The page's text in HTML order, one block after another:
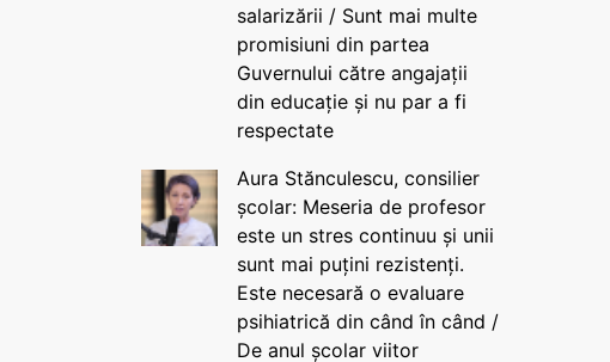
salarizării / Sunt mai multe
promisiuni din partea
Guvernului către angajații
din educație și nu par a fi
respectate
Aura Stănculescu, consilier
școlar: Meseria de profesor
este un stres continuu și unii
sunt mai puțini rezistenți.
Este necesară o evaluare
psihiatrică din când în când /
De anul școlar viitor